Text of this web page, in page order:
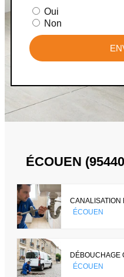
Oui
Non
ÉCOUEN
CANALISATION
ÉCOUEN
DÉBOUCHAGE
ÉCOUEN